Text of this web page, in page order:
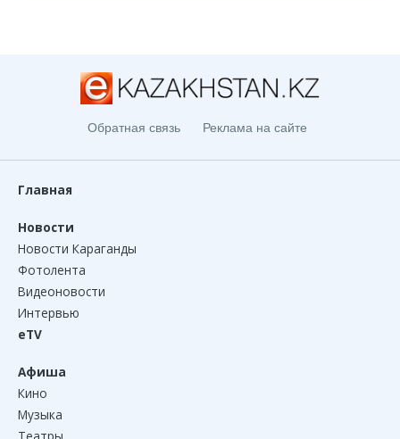
Обратная связь Реклама на сайте
Главная
Новости
Новости Караганды
Фотолента
Видеоновости
Интервью
eTV
Афиша
Кино
Музыка